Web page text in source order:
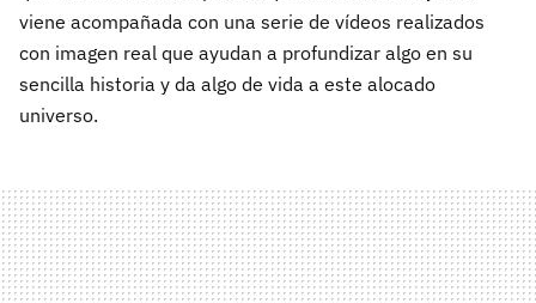
viene acompañada con una serie de vídeos realizados
con imagen real que ayudan a profundizar algo en su
sencilla historia y da algo de vida a este alocado
universo.